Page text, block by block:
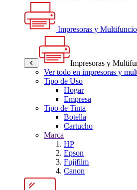
Impresoras y
Impresoras y
Ver todo en impresoras y
Tipo de Uso
Hogar
Empresa
Tipo de Tinta
Botella
Cartucho
Marca
HP
Epson
Fujifilm
Canon